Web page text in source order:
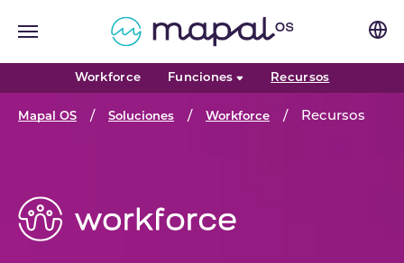
Workforce Funciones Recursos(current)
You are here:
Mapal OS Soluciones Workforce Recursos